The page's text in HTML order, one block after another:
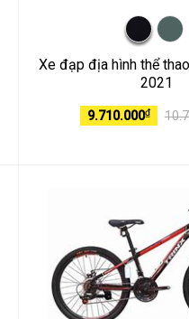
Xe đạp địa hình thể
2021
9.710.000₫